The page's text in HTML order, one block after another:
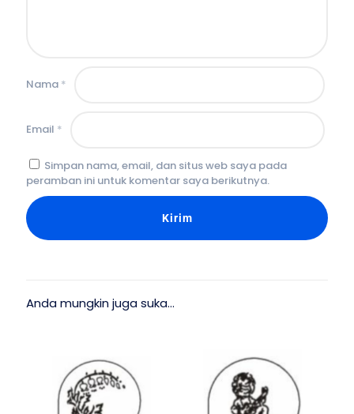
Nama *
Email *
Simpan nama, email, dan situs web saya pada
peramban ini untuk komentar saya berikutnya.
Anda mungkin juga suka…